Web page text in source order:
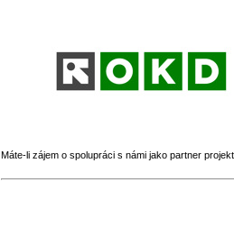
Máte-li zájem o spolupráci s námi jako partner